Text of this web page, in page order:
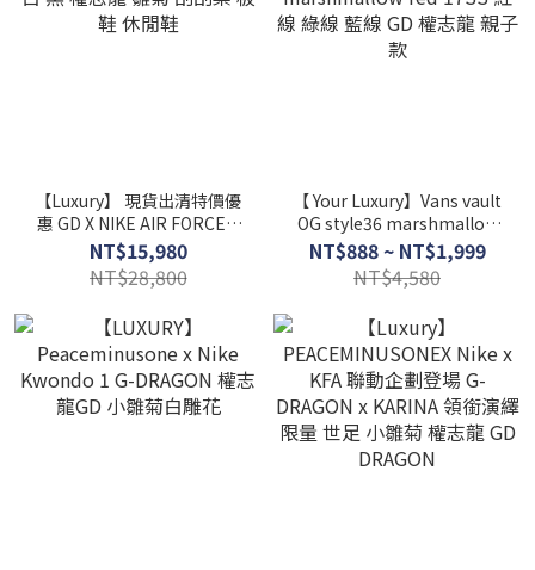
【Luxury】 現貨出清特價優
惠 GD X NIKE AIR FORCE 1
白 黑 權志龍 雛菊 刮刮樂 板
鞋 休閒鞋
NT$15,980
NT$28,800
【 Your Luxury】Vans vault
OG style36 marshmallow
red 17SS 紅線 綠線 藍線 GD
權志龍 親子款
NT$888 ~ NT$1,999
NT$4,580